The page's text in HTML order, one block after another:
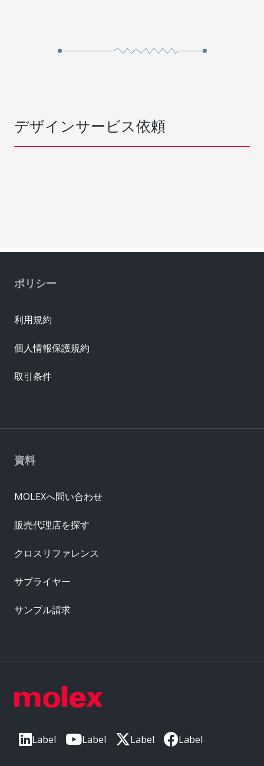
デザインサービス依頼
Label Label Label Label
資料
MOLEXへ問い合わせ
販売代理店を探す
クロスリファレンス
サプライヤー
サンプル請求
ポリシー
利用規約
個人情報保護規約
取引条件